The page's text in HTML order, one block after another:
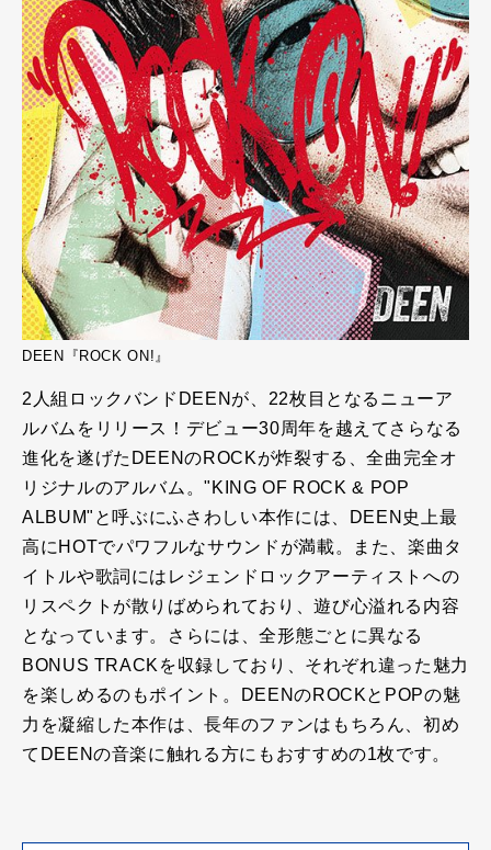
DEEN『ROCK ON!』
2人組ロックバンドDEENが、22枚目となるニューア
ルバムをリリース！デビュー30周年を越えてさらなる
進化を遂げたDEENのROCKが炸裂する、全曲完全オ
リジナルのアルバム。"KING OF ROCK & POP
ALBUM"と呼ぶにふさわしい本作には、DEEN史上最
高にHOTでパワフルなサウンドが満載。また、楽曲タ
イトルや歌詞にはレジェンドロックアーティストへの
リスペクトが散りばめられており、遊び心溢れる内容
となっています。さらには、全形態ごとに異なる
BONUS TRACKを収録しており、それぞれ違った魅力
を楽しめるのもポイント。DEENのROCKとPOPの魅
力を凝縮した本作は、長年のファンはもちろん、初め
てDEENの音楽に触れる方にもおすすめの1枚です。